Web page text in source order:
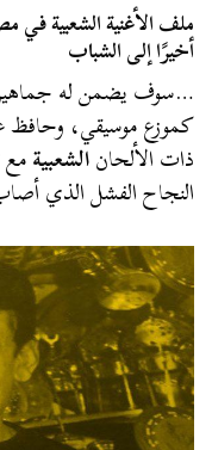
أخيرًا إلى الشباب
…سوف يضمن له
كموزع موسيقي،
ذات الألحانالشعبية
النجاح الفشل الذي